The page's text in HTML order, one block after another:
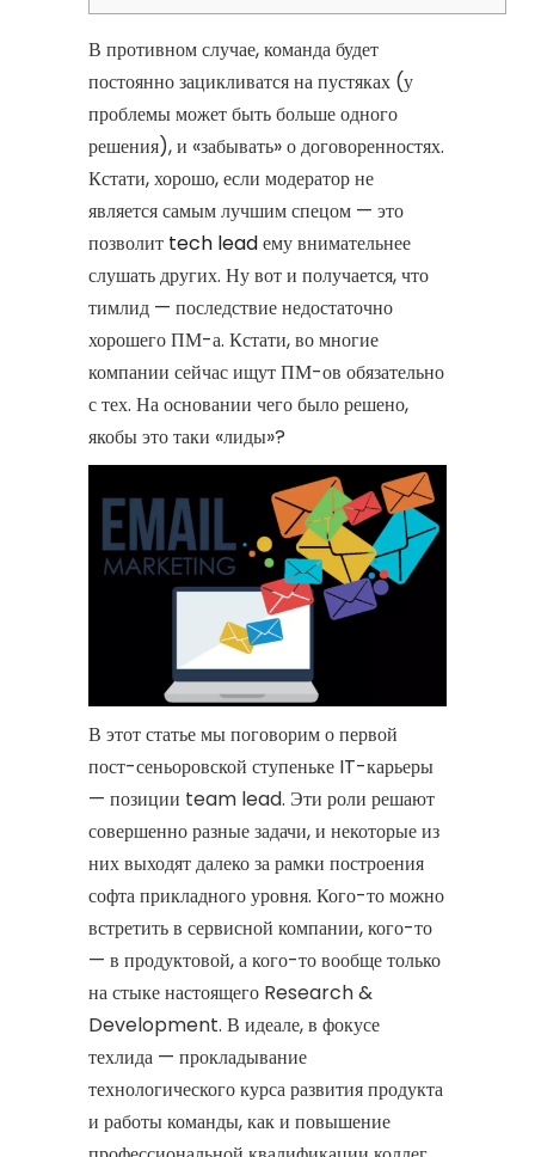
В противном случае, команда будет
постоянно зацикливатся на пустяках (у
проблемы может быть больше одного
решения), и «забывать» о договоренностях.
Кстати, хорошо, если модератор не
является самым лучшим спецом — это
позволит tech leadему внимательнее
слушать других. Ну вот и получается, что
тимлид — последствие недостаточно
хорошего ПМ-а. Кстати, во многие
компании сейчас ищут ПМ-ов обязательно
с тех. На основании чего было решено,
якобы это таки «лиды»?
В этот статье мы поговорим о первой
пост-сеньоровской ступеньке IT-карьеры
— позиции team lead. Эти роли решают
совершенно разные задачи, и некоторые из
них выходят далеко за рамки построения
софта прикладного уровня. Кого-то можно
встретить в сервисной компании, кого-то
— в продуктовой, а кого-то вообще только
на стыке настоящего Research &
Development. В идеале, в фокусе
техлида — прокладывание
технологического курса развития продукта
и работы команды, как и повышение